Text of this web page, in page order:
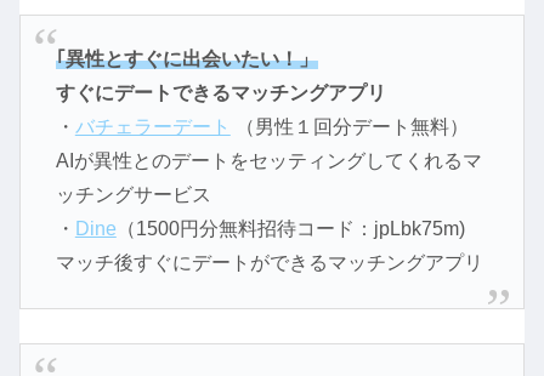
｢異性とすぐに出会いたい！」
すぐにデートできるマッチングアプリ
・ バチェラーデート
（男性１回分デート無料）
AIが異性とのデートをセッティングしてくれるマ
ッチングサービス
・ Dine （1500円分無料招待コード：jpLbk75m)
マッチ後すぐにデートができるマッチングアプリ